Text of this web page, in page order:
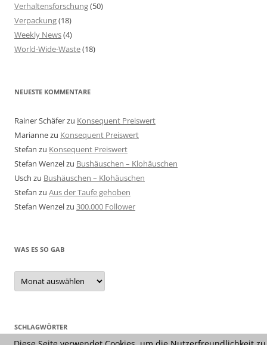
Verhaltensforschung(50)
Verpackung(18)
Weekly News(4)
World-Wide-Waste(18)
NEUESTE KOMMENTARE
Rainer Schäferzu Konsequent Preiswert
Mariannezu Konsequent Preiswert
Stefan zu Konsequent Preiswert
Stefan Wenzelzu Bushäuschen – Klohäuschen
Usch zu Bushäuschen – Klohäuschen
Stefan zu Aus der Taufe gehoben
Stefan Wenzelzu 300.000 Follower
WAS ES SO GAB
Was
es
so
SCHLAGWÖRTER